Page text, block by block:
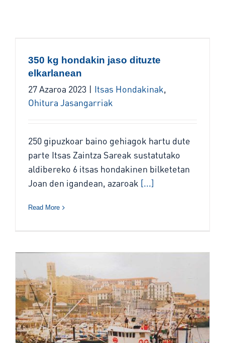
350 kg hondakin jaso dituzte
elkarlanean
27 Azaroa 2023 | Itsas Hondakinak,
Ohitura Jasangarriak
250 gipuzkoar baino gehiagok hartu dute
parte Itsas Zaintza Sareak sustatutako
aldibereko 6 itsas hondakinen bilketetan
Joan den igandean, azaroak [...]
Read More